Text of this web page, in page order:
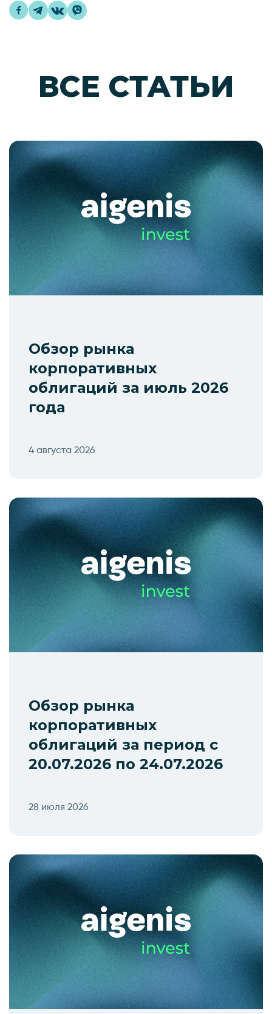
ВСЕ СТАТЬИ
Обзор рынка
корпоративных
облигаций за июль 2026
года
4 августа 2026
Обзор рынка
корпоративных
облигаций за период с
20.07.2026 по 24.07.2026
28 июля 2026